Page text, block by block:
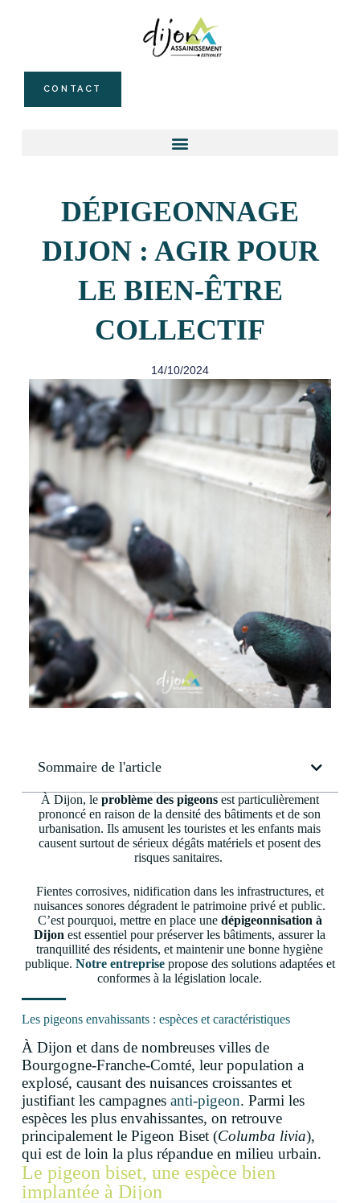
CONTACT
DÉPIGEONNAGE
DIJON : AGIR POUR
LE BIEN-ÊTRE
COLLECTIF
14/10/2024
Sommaire de l'article
À Dijon, le problème des pigeonsest particulièrement
prononcé en raison de la densité des bâtiments et de son
urbanisation. Ils amusent les touristes et les enfants mais
causent surtout de sérieux dégâts matériels et posent des
risques sanitaires.
Fientes corrosives, nidification dans les infrastructures, et
nuisances sonores dégradent le patrimoine privé et public.
C’est pourquoi, mettre en place une dépigeonnisation à
Dijon est essentiel pour préserver les bâtiments, assurer la
tranquillité des résidents, et maintenir une bonne hygiène
publique. Notre entreprisepropose des solutions adaptées et
conformes à la législation locale.
Les pigeons envahissants : espèces et caractéristiques
À Dijon et dans de nombreuses villes de
Bourgogne-Franche-Comté, leur population a
explosé, causant des nuisances croissantes et
justifiant les campagnes anti-pigeon. Parmi les
espèces les plus envahissantes, on retrouve
principalement le Pigeon Biset (Columba livia),
qui est de loin la plus répandue en milieu urbain.
Le pigeon biset, une espèce bien
implantée à Dijon